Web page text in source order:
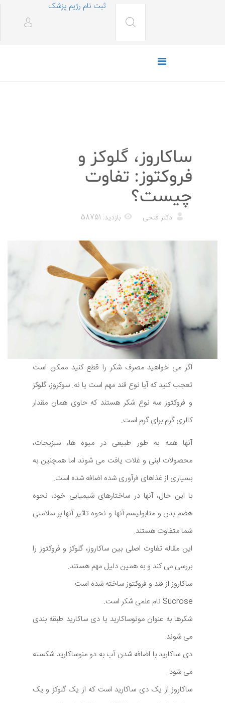
ثبت نام رژیم پزشک
ساکاروز، گلوکز و
فروکتوز: تفاوت
چیست؟
دکتر فتحی بازدید: 58751
اگر می خواهید مصرف شکر را قطع کنید ممکن است
تعجب کنید که آیا نوع قند مهم است یا نه. سوکروز، گلوکز
و فروکتوز سه نوع شکر هستند که حاوی همان مقدار
کالری گرم برای گرم است.
آنها همه به طور طبیعی در میوه ها، سبزیجات،
محصولات لبنی و غلات یافت می شوند اما همچنین به
بسیاری از غذاهای فرآوری شده اضافه شده است.
با این حال، آنها در ساختارهای شیمیایی خود، نحوه
هضم بدن و متابولیسم آنها و نحوه تاثیر آنها بر سلامتی
شما متفاوت هستند.
این مقاله تفاوت اصلی بین ساکاروز، گلوکز و فروکتوز را
بررسی می کند و به همین دلیل مهم هستند.
ساکاروز از قند و فروکتوز ساخته شده است
Sucrose نام علمی شکر است.
شکرها به عنوان مونوساکارید یا دی ساکارید طبقه بندی
می شوند.
دی ساکارید با اضافه شدن آب به دو منوساکارید شکسته
می شود.
ساکاروز از یک دی ساکارید است که از یک گلوکز و یک